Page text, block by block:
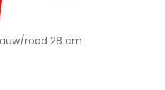
rood 28 cm